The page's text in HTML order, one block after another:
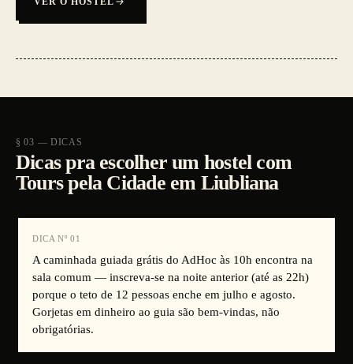
§ 03 — DICAS
Dicas pra escolher um hostel com
Tours pela Cidade em Liubliana
DICA Nº 01
A caminhada guiada grátis do AdHoc às 10h encontra na
sala comum — inscreva-se na noite anterior (até as 22h)
porque o teto de 12 pessoas enche em julho e agosto.
Gorjetas em dinheiro ao guia são bem-vindas, não
obrigatórias.